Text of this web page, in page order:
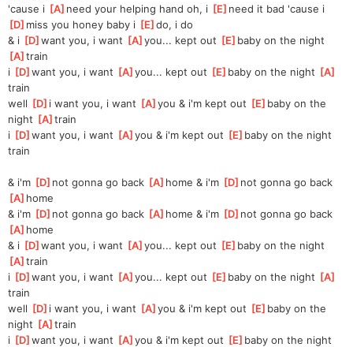
'cause i [A ]need your helping hand oh, i [E ]need it bad 'cause i
D ]miss you honey baby i [E ]
do, i do
& i [D ]
want you, i want [A ]
you... kept out [E ]baby on the night
A ]train
i [D ]
want you, i want [A ]
you... kept out [E ]baby on the night [A
train
well [D ]i want you, i want [A ]
you & i'm kept out [E ]baby on the
night [A ]train
i [D ]
want you, i want [A ]
you & i'm kept out [E ]baby on the night
train
& i'm [D ]not gonna go back [A ]home & i'm [D ]not gonna go back
A ]home
& i'm [D ]not gonna go back [A ]home & i'm [D ]not gonna go back
A ]home
& i [D ]
want you, i want [A ]
you... kept out [E ]baby on the night
A ]train
i [D ]
want you, i want [A ]
you... kept out [E ]baby on the night [A
train
well [D ]i want you, i want [A ]
you & i'm kept out [E ]baby on the
night [A ]train
i [D ]
want you, i want [A ]
you & i'm kept out [E ]baby on the night